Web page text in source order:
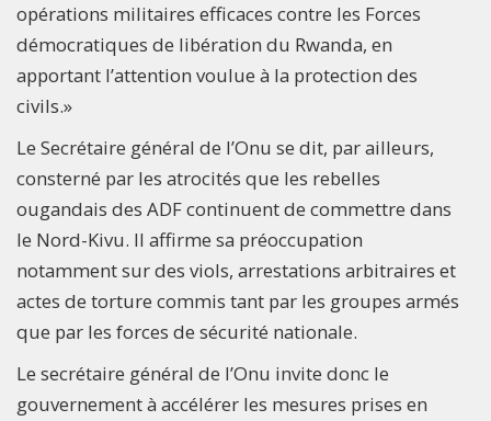
opérations militaires efficaces contre les Forces
démocratiques de libération du Rwanda, en
apportant l’attention voulue à la protection des
civils.»
Le Secrétaire général de l’Onu se dit, par ailleurs,
consterné par les atrocités que les rebelles
ougandais des ADF continuent de commettre dans
le Nord-Kivu. Il affirme sa préoccupation
notamment sur des viols, arrestations arbitraires et
actes de torture commis tant par les groupes armés
que par les forces de sécurité nationale.
Le secrétaire général de l’Onu invite donc le
gouvernement à accélérer les mesures prises en